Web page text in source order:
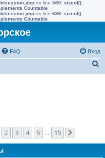
session.php on line 580: sizeof():
Countable
session.php on line 636: sizeof():
Countable
FAQ Вход
1 из
2 3 4 5 15